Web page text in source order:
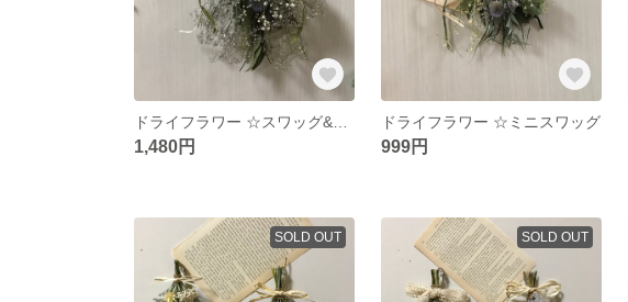
1,480円
ドライフラワー ☆ミニスワッグ
999円
SOLD OUT SOLD OUT